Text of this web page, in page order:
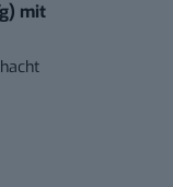
mit